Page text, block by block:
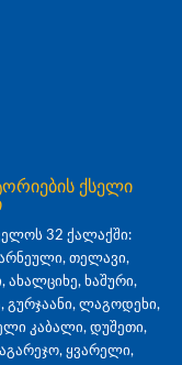
ქსელი
32 ქალაქში:
თელავი,
ხაშური,
გურჯაანი, ლაგოდეხი,
კაბალი, დუშეთი,
ყვარელი,